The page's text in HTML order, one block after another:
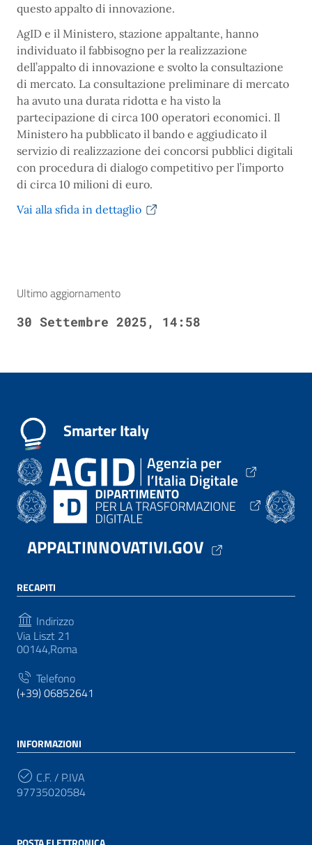
questo appalto di innovazione.
AgID e il Ministero, stazione appaltante, hanno
individuato il fabbisogno per la realizzazione
dell’appalto di innovazione e svolto la consultazione
di mercato. La consultazione preliminare di mercato
ha avuto una durata ridotta e ha visto la
partecipazione di circa 100 operatori economici. Il
Ministero ha pubblicato il bando e aggiudicato il
servizio di realizzazione dei concorsi pubblici digitali
con procedura di dialogo competitivo per l’importo
di circa 10 milioni di euro.
Vai alla sfida in dettaglio
Ultimo aggiornamento
30 Settembre 2025, 14:58
Smarter Italy
APPALTINNOVATIVI.GOV
RECAPITI
Indirizzo
Via Liszt 21
00144,Roma
Telefono
(+39) 06852641
INFORMAZIONI
C.F. / P.IVA
97735020584